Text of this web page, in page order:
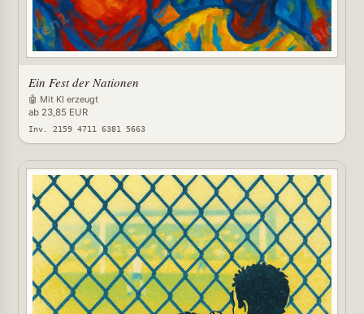
Ein Fest der Nationen
🤖 Mit KI erzeugt
ab 23,85 EUR
Inv. 2159 4711 6381 5663